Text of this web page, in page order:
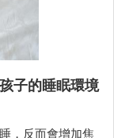
子的睡眠環境
，反而會增加焦